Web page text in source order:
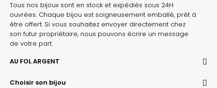
Tous nos bijoux sont en stock et expédiés sous 24H
ouvrées. Chaque bijou est soigneusement emballé, prêt à
être offert. Si vous souhaitez envoyer directement chez
son futur propriétaire, nous pouvons écrire un message
de votre part.
AU FOL ARGENT
Choisir son bijou